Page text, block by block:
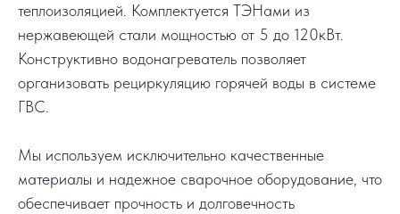
теплоизоляцией. Комплектуется ТЭНами из
нержавеющей стали мощностью от 5 до 120кВт.
Конструктивно водонагреватель позволяет
организовать рециркуляцию горячей воды в системе
ГВС.
Мы используем исключительно качественные
материалы и надежное сварочное оборудование, что
обеспечивает прочность и долговечность